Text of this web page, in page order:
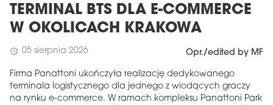
TERMINAL BTS DLA E-COMMERCE
W OKOLICACH KRAKOWA
schedule 05 sierpnia 2026 Opr./edited by MF
Firma Panattoni ukończyła realizację dedykowanego
terminala logistycznego dla jednego z wiodących graczy
na rynku e-commerce. W ramach kompleksu Panattoni Park